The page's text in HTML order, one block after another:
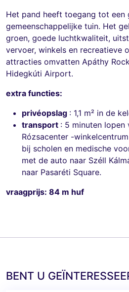
Het pand heeft toegang tot een
gemeenschappelijke tuin. Het
groen, goede luchtkwaliteit,
vervoer, winkels en recreatieve
attracties omvatten Apáthy
Hidegkúti Airport.
extra functies:
privéopslag : 1,1 m² in de
transport : 5 minuten lopen
Rózsacenter -
bij scholen en medische
met de auto naar Széll
naar Pasaréti Square.
vraagprijs: 84 m huf
BENT U